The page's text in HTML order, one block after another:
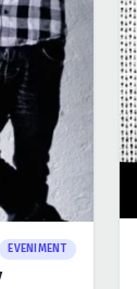
EVENIMENT
de